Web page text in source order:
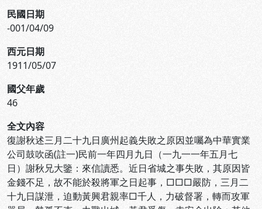
民國日期
-001/04/09
西元日期
1911/05/07
國父年歲
46
全文內容
復謝秋述三月二十九日廣州起義失敗之原因並囑為中華實業
公司鼓吹函(註一)民前一年四月九日（一九一一年五月七
日）謝秋兄大鑒：來信讀悉。近日省城之事失敗，其原因皆
金錢不足，故不能於殺將軍之日起事，□□□嚴防，三月二
十九日謀泄，迫動黃興君親率□千人，力破督署，轉而攻軍